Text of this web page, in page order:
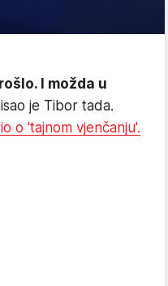
I možda u
je Tibor tada.
o 'tajnom vjenčanju'.